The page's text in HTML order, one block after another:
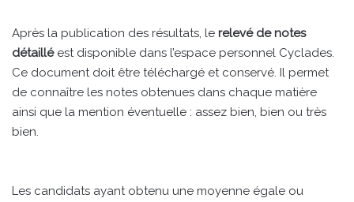
Après la publication des résultats, le relevé de notes
détailléest disponible dans l’espace personnel Cyclades.
Ce document doit être téléchargé et conservé. Il permet
de connaître les notes obtenues dans chaque matière
ainsi que la mention éventuelle : assez bien, bien ou très
bien.
Les candidats ayant obtenu une moyenne égale ou